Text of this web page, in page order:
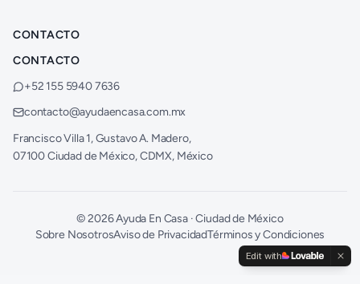
CONTACTO
CONTACTO
+52 155 5940 7636
contacto@ayudaencasa.com.mx
Francisco Villa 1, Gustavo A. Madero,
07100 Ciudad de México, CDMX, México
©2026Ayuda En Casa · Ciudad de México
Sobre NosotrosAviso de PrivacidadTérminos y Condiciones
Edit with